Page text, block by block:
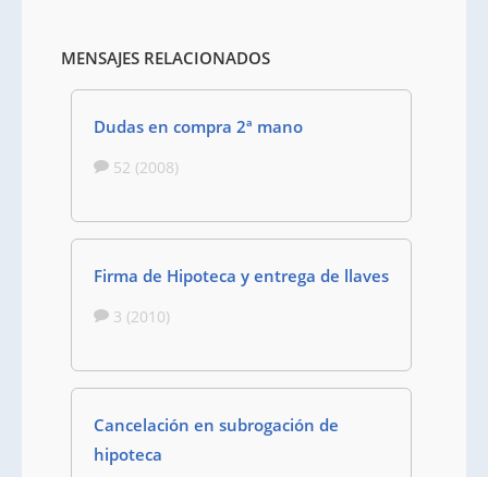
MENSAJES RELACIONADOS
Dudas en compra 2ª mano
52 (2008)
Firma de Hipoteca y entrega de llaves
3 (2010)
Cancelación en subrogación de
hipoteca